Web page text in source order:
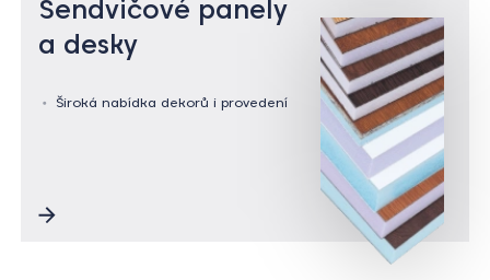
Sendvičové panely
a desky
Široká nabídka dekorů i provedení